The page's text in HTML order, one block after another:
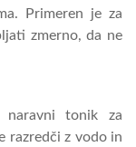
Primeren je za
zmerno, da ne
naravni tonik za
razredči z vodo in